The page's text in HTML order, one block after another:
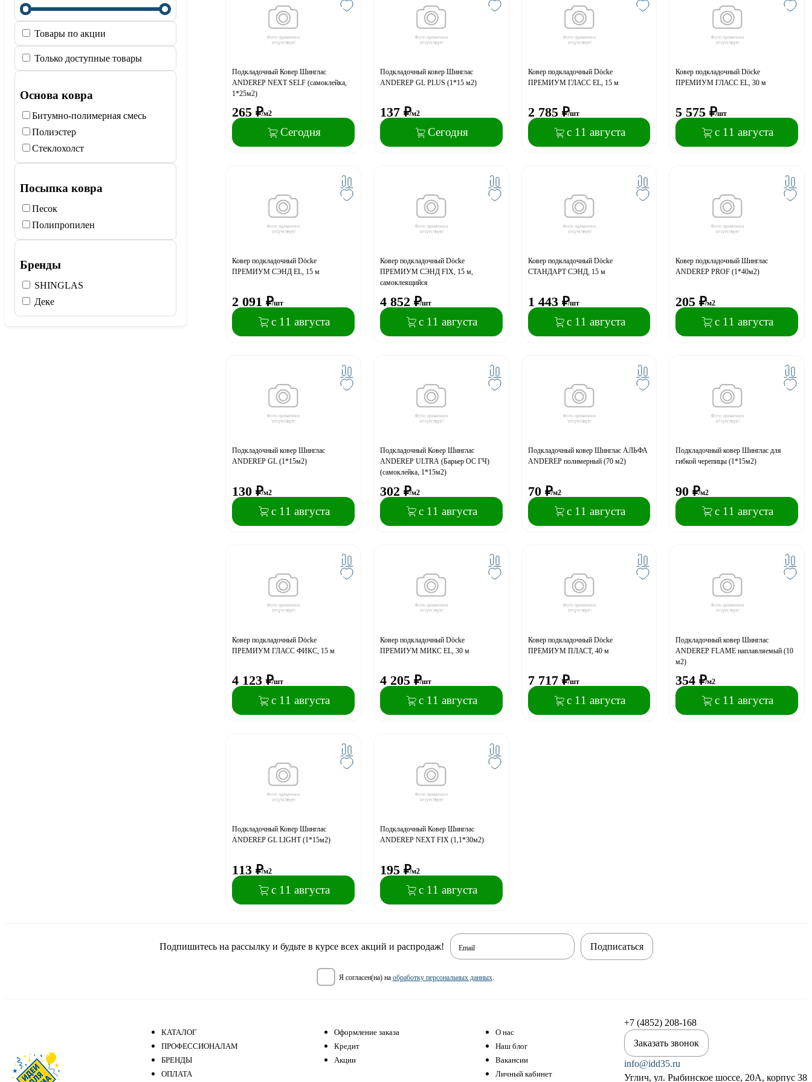
Товары по акции
Только доступные товары
Основа ковра
Битумно-полимерная смесь
Полиэстер
Стеклохолст
Посыпка ковра
Песок
Полипропилен
Бренды
SHINGLAS
Деке
Подкладочный Ковер Шинглас
ANDEREP NEXT SELF (самоклейка,
1*25м2)
265 ₽/м2
Сегодня
Подкладочный ковер Шинглас
ANDEREP GL PLUS (1*15 м2)
137 ₽/м2
Сегодня
Ковер подкладочный Dӧcke
ПРЕМИУМ ГЛАСС EL, 15 м
2 785 ₽/шт
с 11 августа
Ковер подкладочный Dӧcke
ПРЕМИУМ ГЛАСС EL, 30 м
5 575 ₽/шт
с 11 августа
Ковер подкладочный Dӧcke
ПРЕМИУМ СЭНД EL, 15 м
2 091 ₽/шт
с 11 августа
Ковер подкладочный Dӧcke
ПРЕМИУМ СЭНД FIX, 15 м,
самоклеящийся
4 852 ₽/шт
с 11 августа
Ковер подкладочный Dӧcke
СТАНДАРТ СЭНД, 15 м
1 443 ₽/шт
с 11 августа
Ковер подкладочный Шинглас
ANDEREP PROF (1*40м2)
205 ₽/м2
с 11 августа
Подкладочный ковер Шинглас
ANDEREP GL (1*15м2)
130 ₽/м2
с 11 августа
Подкладочный Ковер Шинглас
ANDEREP ULTRA (Барьер ОС ГЧ)
(самоклейка, 1*15м2)
302 ₽/м2
с 11 августа
Подкладочный ковер Шинглас АЛЬФА
ANDEREP полимерный (70 м2)
70 ₽/м2
с 11 августа
Подкладочный ковер Шинглас для
гибкой черепицы (1*15м2)
90 ₽/м2
с 11 августа
Ковер подкладочный Dӧcke
ПРЕМИУМ ГЛАСС ФИКС, 15 м
4 123 ₽/шт
с 11 августа
Ковер подкладочный Dӧcke
ПРЕМИУМ МИКС EL, 30 м
4 205 ₽/шт
с 11 августа
Ковер подкладочный Dӧcke
ПРЕМИУМ ПЛАСТ, 40 м
7 717 ₽/шт
с 11 августа
Подкладочный ковер Шинглас
ANDEREP FLAME наплавляемый (10
м2)
354 ₽/м2
с 11 августа
Подкладочный Ковер Шинглас
ANDEREP GL LIGHT (1*15м2)
113 ₽/м2
с 11 августа
Подкладочный Ковер Шинглас
ANDEREP NEXT FIX (1,1*30м2)
195 ₽/м2
с 11 августа
Подпишитесь на рассылку и будьте в курсе всех акций и распродаж! Email
я согласен(на) на обработку персональных данных.
Подписаться
КАТАЛОГ
ПРОФЕССИОНАЛАМ
БРЕНДЫ
ОПЛАТА
Оформление заказа
Кредит
Акции
О нас
Наш блог
Вакансии
Личный кабинет
+7 (4852) 208-168
Заказать звонок
info@idd35.ru
Углич, ул. Рыбинское шоссе, 20А, корпус 38